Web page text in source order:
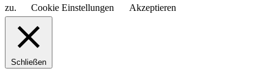
zu.
Cookie Einstellungen Akzeptieren
Schließen